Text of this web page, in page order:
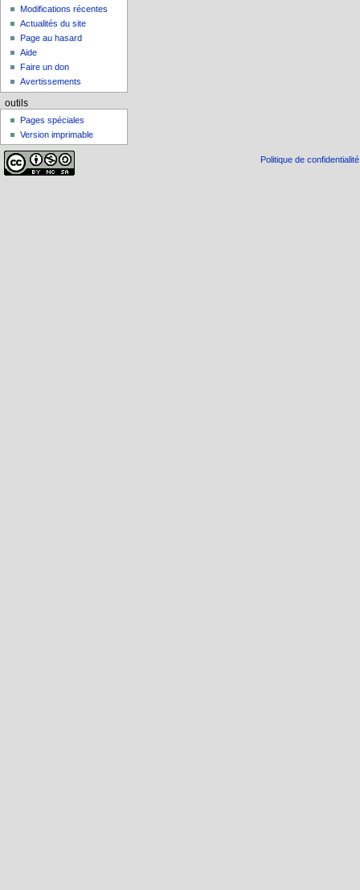
Modifications récentes
Actualités du site
Page au hasard
Aide
Faire un don
Avertissements
outils
Pages spéciales
Version imprimable
Politique de confidentialité